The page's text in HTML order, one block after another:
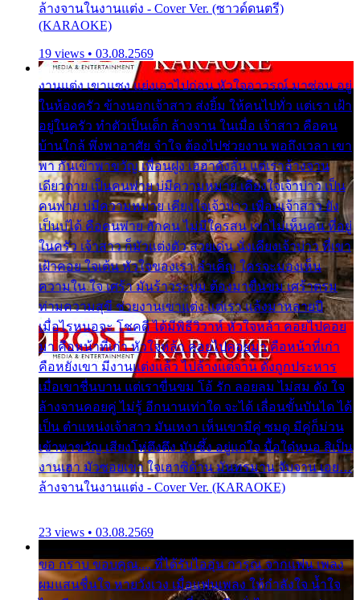
ล้างจานในงานแต่ง - Cover Ver. (ซาวด์ดนตรี)
(KARAOKE)
19 views • 03.08.2569
งานแต่ง เขาแซง แย่งเอาไปก่อน หัวใจอาวรณ์ มาซ่อน อยู่
ในห้องครัว ข้างนอกเจ้าสาว ส่งยิ้ม ให้คนไปทั่ว แต่เรา เฝ้า
อยู่ในครัว ทำตัวเป็นเด็ก ล้างจาน ในเมื่อ เจ้าสาว คือคน
บ้านใกล้ พึ่งพาอาศัย จำใจ ต้องไปช่วยงาน พอถึงเวลา เขา
พา กันเข้าพาขวัญ เพื่อนฝูง เฮฮาดังลั่น แต่เราล้างจาน
เดียวดาย เป็นคนพ่าย บ่มีความหมาย เคียงใจเจ้าบ่าว เป็น
คนพ่าย บ่มีความหมาย เคียงใจเจ้าบ่าว เพื่อนเจ้าสาว ยัง
เป็นบ่ได้ คือคนพ่าย ฮักคน ไม่มีใครสน เขาไม่เห็นคน ที่อยู่
ในครัว เจ้าสาว ก็มัวแต่งตัว สวยเด่น นั่งเคียงเจ้าบ่าว ที่เขา
เฝ้าคอย ใจเต้น หัวใจของเรา ลำเค็ญ ใครจะมองเห็น
ความใน ใจ เศร้า มันร้าวระบม ต้องมาขื่นขม เศร้าตรม
ท่ามความสุขี ช่วยงานเขาแต่ง แต่เรา แล้งมาหลายปี
เมื่อไรหนอจะ โชคดี ได้มีพิธีวิวาห์ หัวใจหล้า คอยไปคอย
มา คือหน้าที่เก่า หัวใจหล้า คอยไปคอยมา คือหน้าที่เก่า
คือหยังเขา มีงานแต่งแล้ว ไปล้างแต่จาน ดั่งถูกประหาร
เมื่อเขาชื่นบาน แต่เราขื่นขม โอ้ รัก ลอยลม ไม่สม ดัง ใจ
ล้างจานคอยคู่ ไม่รู้ อีกนานเท่าใด จะได้ เลื่อนขั้นบันได ได้
เป็น ตำแหน่งเจ้าสาว มันเหงา เห็นเขามีคู่ ซมดู มีคู่ก็ม่วน
เข้าพาขวัญ เสียงโห่ตึงตึง มันซึ้ง อยู่แก่ใจ มื้อใด๋หนอ สิเป็น
งานเฮา มัวซอยเขา ใจเฮาซิด้าน มันทรมาน จับจาน เอย…
ล้างจานในงานแต่ง - Cover Ver. (KARAOKE)
23 views • 03.08.2569
ขอ กราบ ขอบคุณ.... ที่ได้รับไออุ่น การุณ จากแฟน เพลง
ผมแสนชื่นใจ หายวังเวง เมื่อแฟนเพลง ให้กำลังใจ น้ำใจ